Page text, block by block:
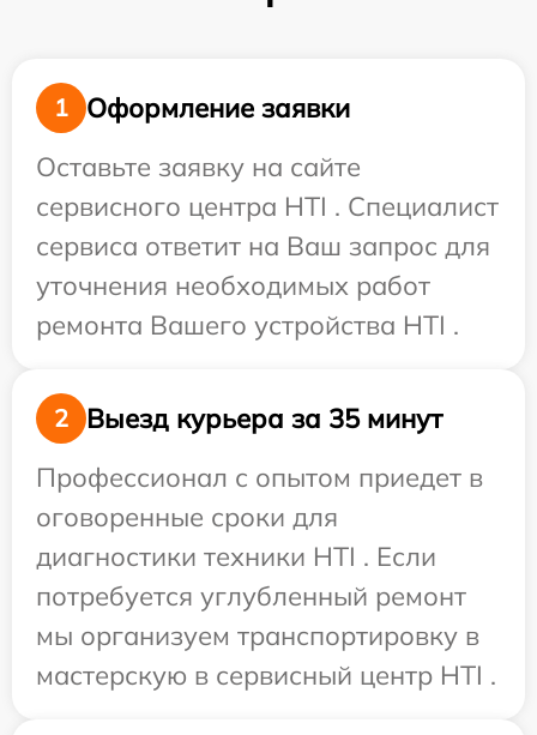
1
Оформление заявки
Оставьте заявку на сайте
сервисного центра HTI . Специалист
сервиса ответит на Ваш запрос для
уточнения необходимых работ
ремонта Вашего устройства HTI .
2
Выезд курьера за 35 минут
Профессионал с опытом приедет в
оговоренные сроки для
диагностики техники HTI . Если
потребуется углубленный ремонт
мы организуем транспортировку в
мастерскую в сервисный центр HTI .